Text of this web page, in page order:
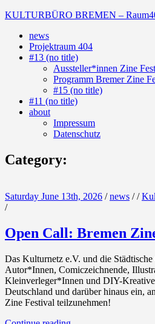
Skip
content
KULTURBÜRO BREMEN –
(Deutsch)
Galerie
news
Projektraum 404
#13 (no title)
Aussteller*innen Zine
Programm Bremer Zine
#15 (no title)
#11 (no title)
about
Impressum
Datenschutz
Category:
Saturday June 13th, 2026 /news //
/
Open Call: Bremen
Das Kulturnetz e.V. und die
Autor*Innen, Comiczeichnende,
Kleinverleger*Innen und DIY-Kreative
Deutschland und darüber hinaus ein,
Zine Festival teilzunehmen!